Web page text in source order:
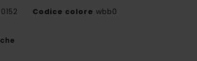
Codice colore wbb0